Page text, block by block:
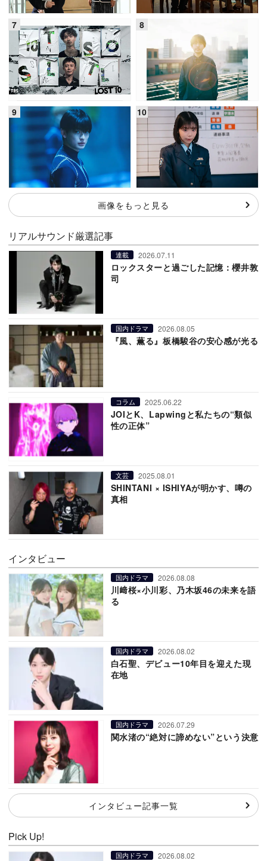
画像をもっと見る
リアルサウンド厳選記事
連載 2026.07.11
ロックスターと過ごした記憶：櫻井敦
司
国内ドラマ 2026.08.05
『風、薫る』板橋駿谷の安心感が光る
コラム 2025.06.22
JOIとK、Lapwingと私たちの“類似
性の正体”
文芸 2025.08.01
SHINTANI × ISHIYAが明かす、噂の
真相
インタビュー
国内ドラマ 2026.08.08
川﨑桜×小川彩、乃木坂46の未来を語
る
国内ドラマ 2026.08.02
白石聖、デビュー10年目を迎えた現
在地
国内ドラマ 2026.07.29
関水渚の“絶対に諦めない”という決意
インタビュー記事一覧
Pick Up!
国内ドラマ 2026.08.02